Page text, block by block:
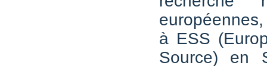
à ESS
Source) en